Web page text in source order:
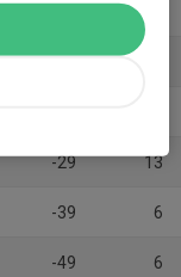
14
-29 13
-39 6
-49 6